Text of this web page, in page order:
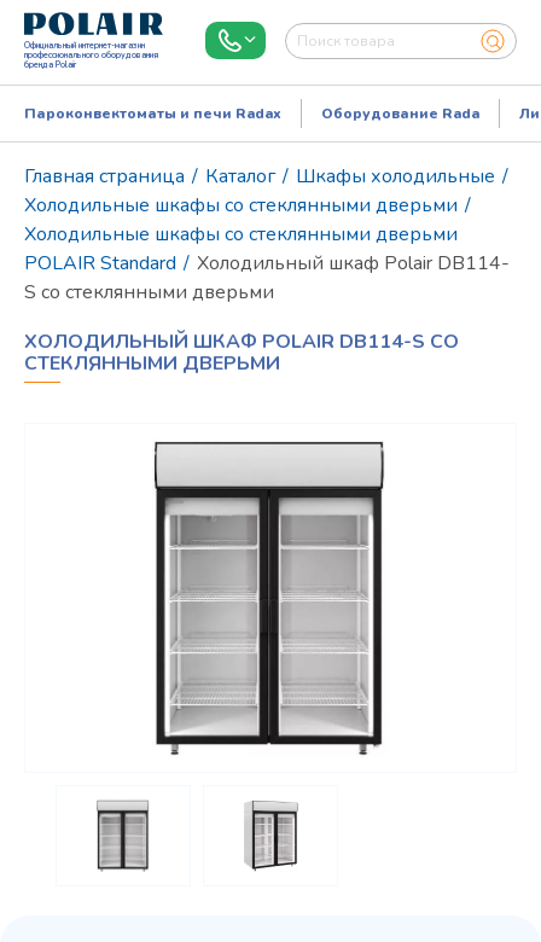
Официальный интернет-магазин
профессионального оборудования
бренда Polair
Пароконвектоматы и печи Radax Оборудование Rada
Главная страница / Каталог / Шкафы холодильные /
Холодильные шкафы со стеклянными дверьми /
Холодильные шкафы со стеклянными дверьми
POLAIR Standard / Холодильный шкаф Polair DВ114-
S со стеклянными дверьми
ХОЛОДИЛЬНЫЙ ШКАФ POLAIR DВ114-S СО
СТЕКЛЯННЫМИ ДВЕРЬМИ